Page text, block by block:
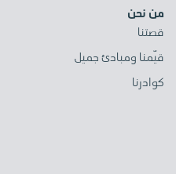
من نحن
قصتنا
قيّمنا ومبادئ جميل
كوادرنا